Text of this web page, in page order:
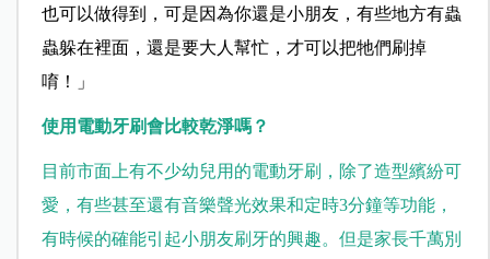
也可以做得到，可是因為你還是小朋友，有些地方有蟲
蟲躲在裡面，還是要大人幫忙，才可以把牠們刷掉
唷！」
使用電動牙刷會比較乾淨嗎？
目前市面上有不少幼兒用的電動牙刷，除了造型繽紛可
愛，有些甚至還有音樂聲光效果和定時3分鐘等功能，
有時候的確能引起小朋友刷牙的興趣。但是家長千萬別